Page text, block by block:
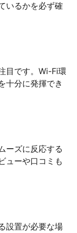
いるかを必ず確
目です。Wi-Fi環
十分に発揮でき
ーズに反応する
ューや口コミも
設置が必要な場